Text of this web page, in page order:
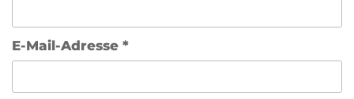
E-Mail-Adresse *